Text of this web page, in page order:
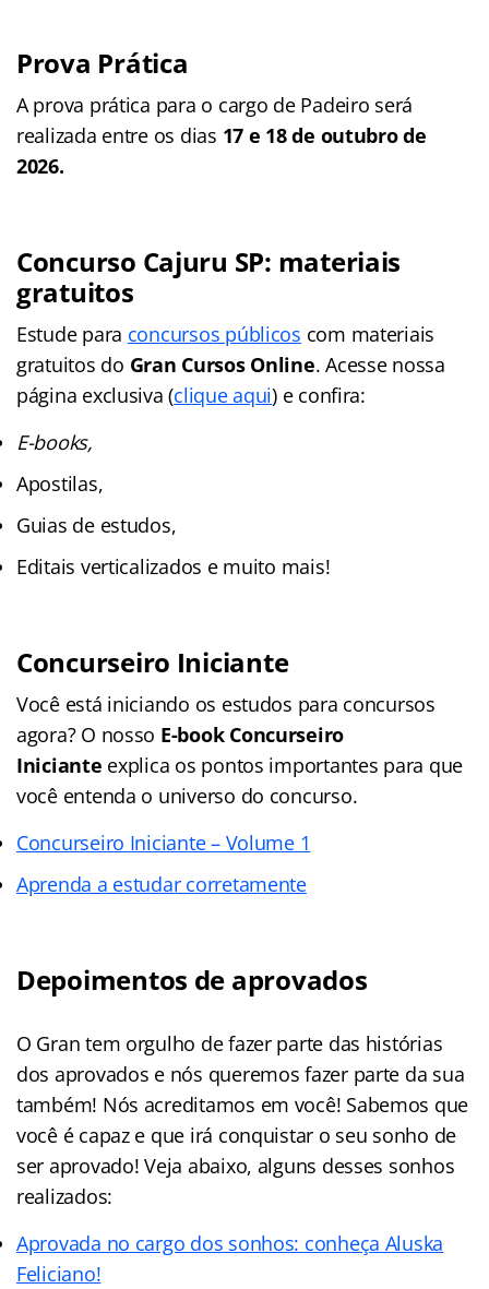
Prova Prática
A prova prática para o cargo de Padeiro será
realizada entre os dias 17 e 18 de outubro de
2026.
Concurso Cajuru SP: materiais
gratuitos
Estude para concursos públicos com materiais
gratuitos do Gran Cursos Online. Acesse nossa
página exclusiva (clique aqui) e confira:
E-books,
Apostilas,
Guias de estudos,
Editais verticalizados e muito mais!
Concurseiro Iniciante
Você está iniciando os estudos para concursos
agora? O nosso E-book Concurseiro
Iniciante explica os pontos importantes para que
você entenda o universo do concurso.
Concurseiro Iniciante – Volume 1
Aprenda a estudar corretamente
Depoimentos de aprovados
O Gran tem orgulho de fazer parte das histórias
dos aprovados e nós queremos fazer parte da sua
também! Nós acreditamos em você! Sabemos que
você é capaz e que irá conquistar o seu sonho de
ser aprovado! Veja abaixo, alguns desses sonhos
realizados:
Aprovada no cargo dos sonhos: conheça Aluska
Feliciano!